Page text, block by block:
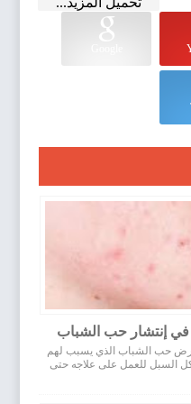
إنتشار حب الشباب
مرض حب الشباب الذي يسبب لهم
السبل للعمل على علاجه حتى